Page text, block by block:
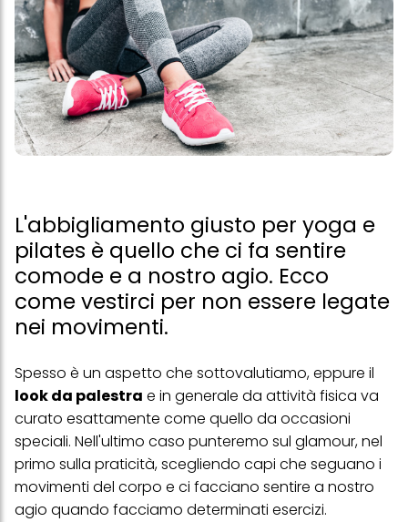
L'abbigliamento giusto per yoga e
pilates è quello che ci fa sentire
comode e a nostro agio. Ecco
come vestirci per non essere legate
nei movimenti.
Spesso è un aspetto che sottovalutiamo, eppure il
look da palestra e in generale da attività fisica va
curato esattamente come quello da occasioni
speciali. Nell'ultimo caso punteremo sul glamour, nel
primo sulla praticità, scegliendo capi che seguano i
movimenti del corpo e ci facciano sentire a nostro
agio quando facciamo determinati esercizi.